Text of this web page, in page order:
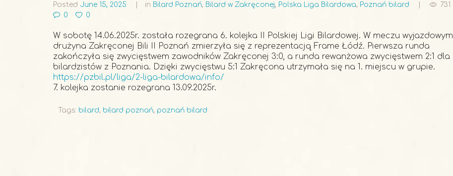
Posted June 15, 2025 in Bilard Poznań, Bilard w Zakręconej, Polska Liga Bilardowa, Poznań bilard
731
0
0
W sobotę 14.06.2025r. została rozegrana 6. kolejka II Polskiej Ligi Bilardowej. W meczu wyjazdowym
drużyna Zakręconej Bili II Poznań zmierzyła się z reprezentacją Frame Łódź. Pierwsza runda
zakończyła się zwycięstwem zawodników Zakręconej 3:0, a runda rewanżowa zwycięstwem 2:1 dla
bilardzistów z Poznania. Dzięki zwycięstwu 5:1 Zakręcona utrzymała się na 1. miejscu w grupie.
https://pzbil.pl/liga/2-liga-bilardowa/info/
7. kolejka zostanie rozegrana 13.09.2025r.
Tags: bilard, bilard poznań, poznań bilard